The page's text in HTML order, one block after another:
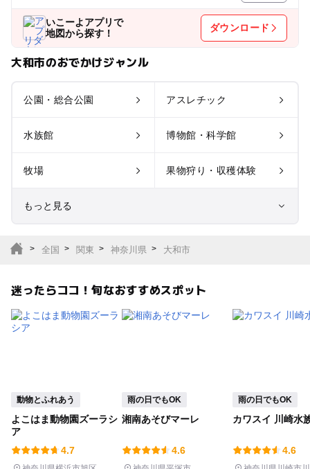
いこーよアプリで
地図から探す！
ダウンロード
大和市のおでかけジャンル
公園・総合公園 アスレチック
水族館 博物館・科学館
牧場 果物狩り・収穫体験
もっと見る
サファリパーク
植物園・フラワーパー
ク
釣り 自然景観
潮干狩り 社会見学
全国 関東 神奈川県 大和市
迷ったらココ！旬なおすすめスポット
動物とふれあう
よこはま動物園ズーラシ
ア
4.7
雨の日でもOK
湘南あそびマーレ
4.6
雨の日でもOK
カワスイ 川崎水
4.6